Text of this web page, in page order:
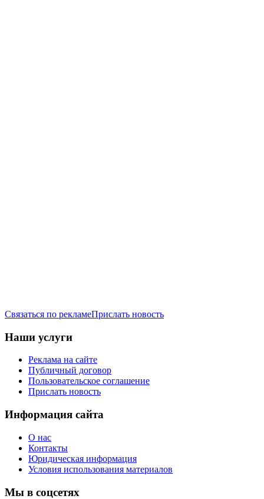
Связаться по рекламеПрислать новость
Наши услуги
Реклама на сайте
Публичный договор
Пользовательское соглашение
Прислать новость
Информация сайта
О нас
Контакты
Юридическая информация
Условия использования материалов
Мы в соцсетях